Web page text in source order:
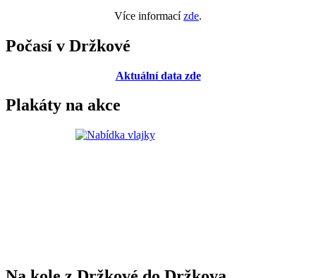
Více informacízde.
Počasí v Držkové
Aktuální data zde
Plakáty na akce